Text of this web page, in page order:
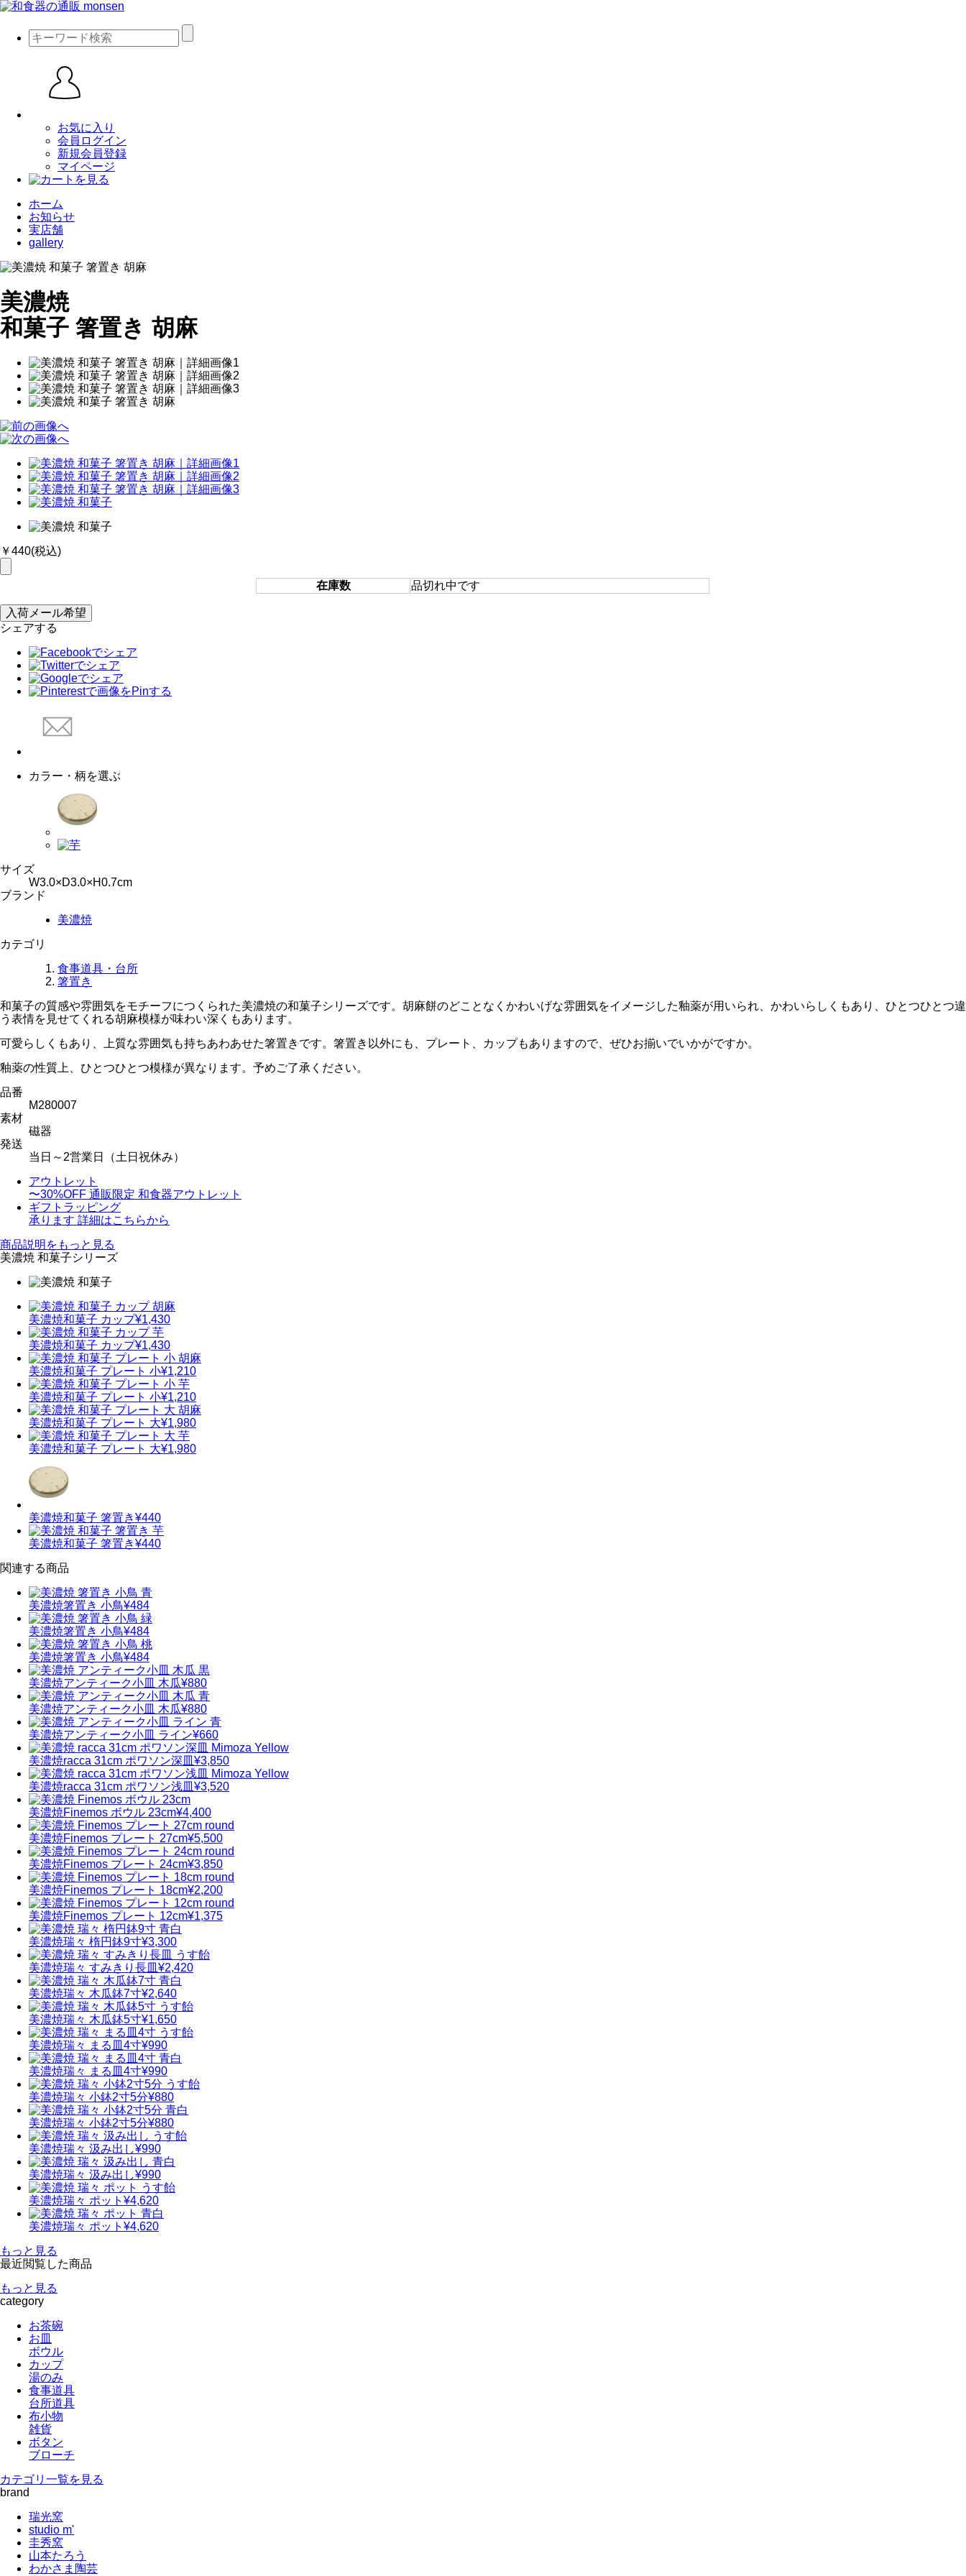
お気に入り
会員ログイン
新規会員登録
マイページ
ホーム
お知らせ
実店舗
gallery
美濃焼
和菓子 箸置き 胡麻
￥440(税込)
在庫数 品切れ中です
シェアする
カラー・柄を選ぶ
サイズ
W3.0×D3.0×H0.7cm
ブランド
美濃焼
カテゴリ
食事道具・台所
箸置き
和菓子の質感や雰囲気をモチーフにつくられた美濃焼の和菓子シリーズです。胡麻餅のどことなくかわいげな雰囲気をイメージした釉薬が用いられ、かわいらしくもあり、ひとつひとつ違
う表情を見せてくれる胡麻模様が味わい深くもあります。
可愛らしくもあり、上質な雰囲気も持ちあわあせた箸置きです。箸置き以外にも、プレート、カップもありますので、ぜひお揃いでいかがですか。
釉薬の性質上、ひとつひとつ模様が異なります。予めご了承ください。
品番
M280007
素材
磁器
発送
当日～2営業日（土日祝休み）
アウトレット
〜30%OFF 通販限定 和食器アウトレット
ギフトラッピング
承ります 詳細はこちらから
商品説明をもっと見る
美濃焼 和菓子シリーズ
美濃焼和菓子 カップ¥1,430
美濃焼和菓子 カップ¥1,430
美濃焼和菓子 プレート 小¥1,210
美濃焼和菓子 プレート 小¥1,210
美濃焼和菓子 プレート 大¥1,980
美濃焼和菓子 プレート 大¥1,980
美濃焼和菓子 箸置き¥440
美濃焼和菓子 箸置き¥440
関連する商品
美濃焼箸置き 小鳥¥484
美濃焼箸置き 小鳥¥484
美濃焼箸置き 小鳥¥484
美濃焼アンティーク小皿 木瓜¥880
美濃焼アンティーク小皿 木瓜¥880
美濃焼アンティーク小皿 ライン¥660
美濃焼racca 31cm ポワソン深皿 ¥3,850
美濃焼racca 31cm ポワソン浅皿 ¥3,520
美濃焼Finemos ボウル 23cm¥4,400
美濃焼Finemos プレート 27cm¥5,500
美濃焼Finemos プレート 24cm¥3,850
美濃焼Finemos プレート 18cm¥2,200
美濃焼Finemos プレート 12cm¥1,375
美濃焼瑞々 楕円鉢9寸¥3,300
美濃焼瑞々 すみきり長皿 ¥2,420
美濃焼瑞々 木瓜鉢7寸¥2,640
美濃焼瑞々 木瓜鉢5寸¥1,650
美濃焼瑞々 まる皿4寸¥990
美濃焼瑞々 まる皿4寸¥990
美濃焼瑞々 小鉢2寸5分¥880
美濃焼瑞々 小鉢2寸5分¥880
美濃焼瑞々 汲み出し¥990
美濃焼瑞々 汲み出し¥990
美濃焼瑞々 ポット ¥4,620
美濃焼瑞々 ポット ¥4,620
もっと見る
最近閲覧した商品
もっと見る
category
お茶碗
お皿
ボウル
カップ
湯のみ
食事道具
台所道具
布小物
雑貨
ボタン
ブローチ
カテゴリ一覧を見る
brand
瑞光窯
studio m'
圭秀窯
山本たろう
わかさま陶芸